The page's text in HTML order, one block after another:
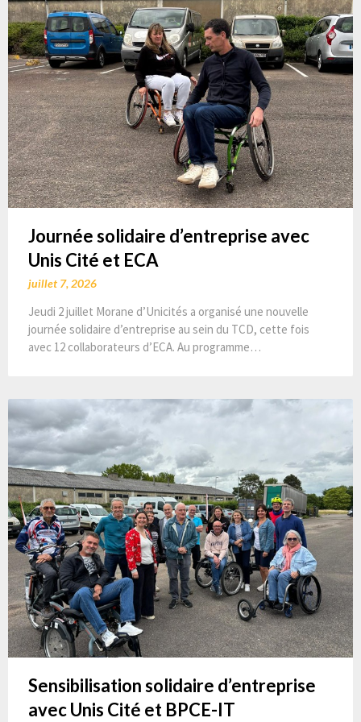
Journée solidaire d’entreprise avec
Unis Cité et ECA
juillet 7, 2026
Jeudi 2 juillet Morane d’Unicités a organisé une nouvelle
journée solidaire d’entreprise au sein du TCD, cette fois
avec 12 collaborateurs d’ECA. Au programme…
Sensibilisation solidaire d’entreprise
avec Unis Cité et BPCE-IT